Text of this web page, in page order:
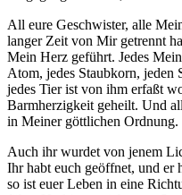
All eure Geschwister, alle
langer Zeit von Mir getrennt
Mein Herz geführt. Jedes
Atom, jedes Staubkorn, jeden
jedes Tier ist von ihm erfaßt
Barmherzigkeit geheilt. Und
in Meiner göttlichen Ordnung.
Auch ihr wurdet von jenem
Ihr habt euch geöffnet, und er
so ist euer Leben in eine